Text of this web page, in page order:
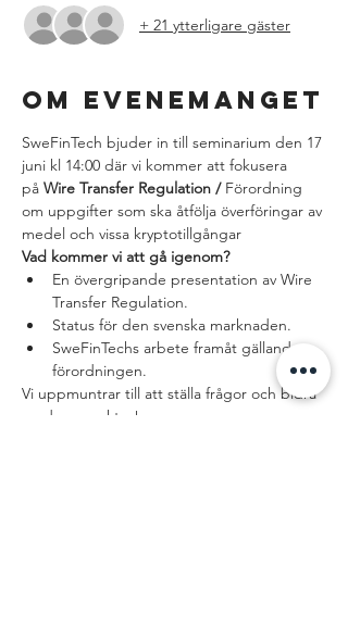
+ 21 ytterligare gäster
Om evenemanget
SweFinTech bjuder in till seminarium den 17
juni kl 14:00 där vi kommer att fokusera
på Wire Transfer Regulation / Förordning
om uppgifter som ska åtfölja överföringar av
medel och vissa kryptotillgångar
Vad kommer vi att gå igenom?
En övergripande presentation av Wire
Transfer Regulation.
Status för den svenska marknaden.
SweFinTechs arbete framåt gällande
förordningen.
Vi uppmuntrar till att ställa frågor och bidra
med synpunkter!